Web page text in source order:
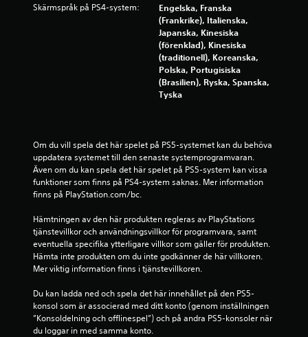
p
å
6
4
1
9
b
e
t
y
Skärmspråk på PS4-system:
Engelska, Franska
(Frankrike), Italienska,
Japanska, Kinesiska
(förenklad), Kinesiska
(traditionell), Koreanska,
Polska, Portugisiska
(Brasilien), Ryska, Spanska,
Tyska
Om du vill spela det här spelet på PS5-systemet kan du behöva
uppdatera systemet till den senaste systemprogramvaran.
Även om du kan spela det här spelet på PS5-system kan vissa
funktioner som finns på PS4-system saknas. Mer information
finns på PlayStation.com/bc.
Hämtningen av den här produkten regleras av PlayStations
tjänstevillkor och användningsvillkor för programvara, samt
eventuella specifika ytterligare villkor som gäller för produkten.
Hämta inte produkten om du inte godkänner de här villkoren.
Mer viktig information finns i tjänstevillkoren.
Du kan ladda ned och spela det här innehållet på den PS5-
konsol som är associerad med ditt konto (genom inställningen
”Konsoldelning och offlinespel”) och på andra PS5-konsoler när
du loggar in med samma konto.